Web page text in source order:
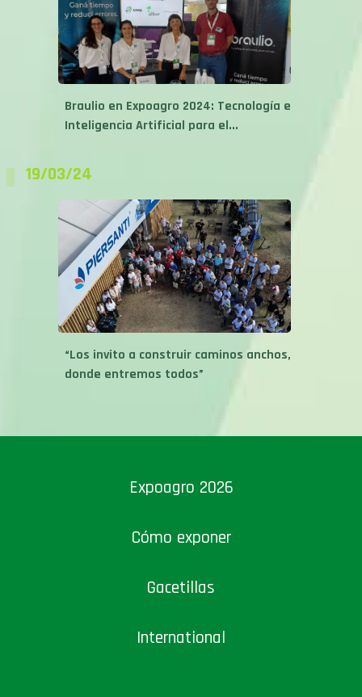
Braulio en Expoagro 2024: Tecnología e
Inteligencia Artificial para el...
19/03/24
“Los invito a construir caminos anchos,
donde entremos todos”
Expoagro 2026
Cómo exponer
Gacetillas
International